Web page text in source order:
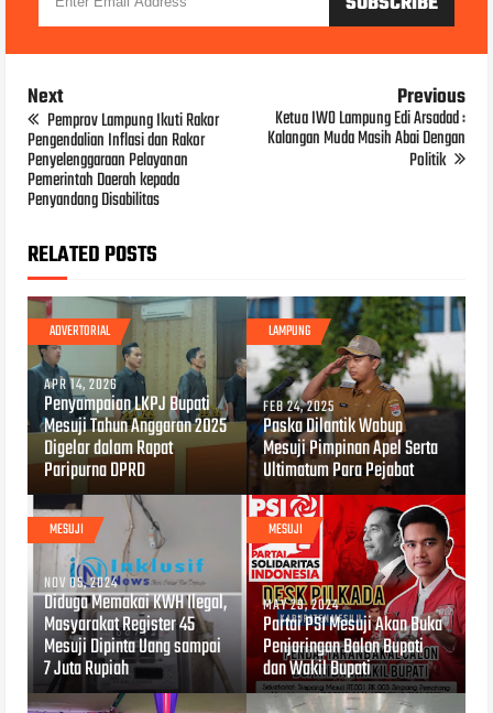
Next
Pemprov Lampung Ikuti Rakor
Pengendalian Inflasi dan Rakor
Penyelenggaraan Pelayanan
Pemerintah Daerah kepada
Penyandang Disabilitas
Previous
Ketua IWO Lampung Edi Arsadad :
Kalangan Muda Masih Abai Dengan
Politik
RELATED POSTS
ADVERTORIAL
APR 14, 2026
Penyampaian LKPJ Bupati
Mesuji Tahun Anggaran 2025
Digelar dalam Rapat
Paripurna DPRD
LAMPUNG
FEB 24, 2025
Paska Dilantik Wabup
Mesuji Pimpinan Apel Serta
Ultimatum Para Pejabat
MESUJI
NOV 05, 2024
Diduga Memakai KWH Ilegal,
Masyarakat Register 45
Mesuji Dipinta Uang sampai
7 Juta Rupiah
MESUJI
MAY 29, 2024
Partai PSI Mesuji Akan Buka
Penjaringan Balon Bupati
dan Wakil Bupati